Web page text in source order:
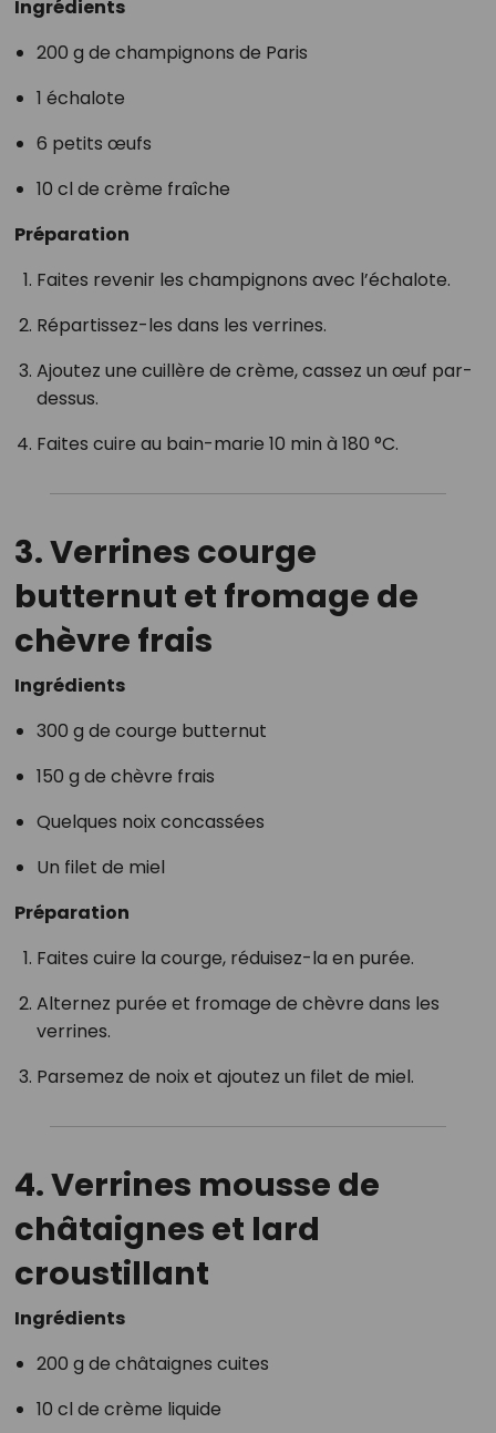
Ingrédients
200 g de champignons de Paris
1 échalote
6 petits œufs
10 cl de crème fraîche
Préparation
Faites revenir les champignons avec l’échalote.
Répartissez-les dans les verrines.
Ajoutez une cuillère de crème, cassez un œuf par-
dessus.
Faites cuire au bain-marie 10 min à 180 °C.
3. Verrines courge
butternut et fromage de
chèvre frais
Ingrédients
300 g de courge butternut
150 g de chèvre frais
Quelques noix concassées
Un filet de miel
Préparation
Faites cuire la courge, réduisez-la en purée.
Alternez purée et fromage de chèvre dans les
verrines.
Parsemez de noix et ajoutez un filet de miel.
4. Verrines mousse de
châtaignes et lard
croustillant
Ingrédients
200 g de châtaignes cuites
10 cl de crème liquide